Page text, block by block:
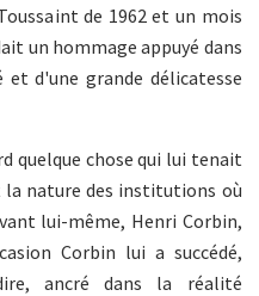
de 1962 et un mois
un hommage appuyé dans
d'une grande délicatesse
quelque chose qui lui tenait
nature des institutions où
lui-même, Henri Corbin,
Corbin lui a succédé,
ancré dans la réalité